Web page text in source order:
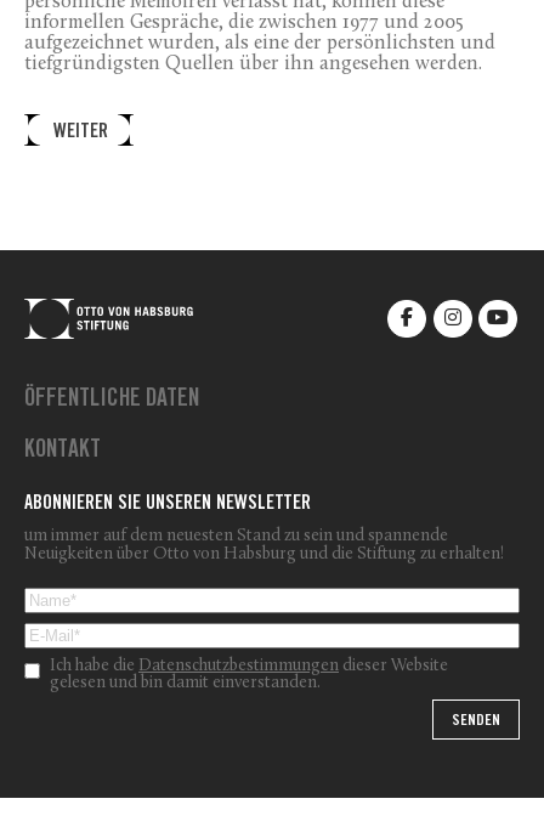
informellen Gespräche, die zwischen 1977 und 2005
aufgezeichnet wurden, als eine der persönlichsten und
tiefgründigsten Quellen über ihn angesehen werden.
WEITER
ÖFFENTLICHE DATEN
KONTAKT
ABONNIEREN SIE UNSEREN NEWSLETTER
um immer auf dem neuesten Stand zu sein und spannende
Neuigkeiten über Otto von Habsburg und die Stiftung zu erhalten!
Ich habe die Datenschutzbestimmungen dieser Website
gelesen und bin damit einverstanden.